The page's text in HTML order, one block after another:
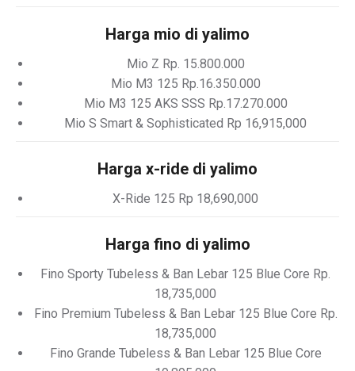
Harga mio di yalimo
Mio Z Rp. 15.800.000
Mio M3 125 Rp.16.350.000
Mio M3 125 AKS SSS Rp.17.270.000
Mio S Smart & Sophisticated Rp 16,915,000
Harga x-ride di yalimo
X-Ride 125 Rp 18,690,000
Harga fino di yalimo
Fino Sporty Tubeless & Ban Lebar 125 Blue Core Rp.
18,735,000
Fino Premium Tubeless & Ban Lebar 125 Blue Core Rp.
18,735,000
Fino Grande Tubeless & Ban Lebar 125 Blue Core